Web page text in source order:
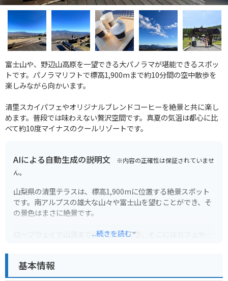
富士山や、野辺山高原を一望できる大パノラマが堪能できるスポッ
トです。パノラマリフトで標高1,900mまで約10分間の空中散歩を
楽しみながら向かいます。
清里スカイパフェやオリジナルブレンドコーヒーを絶景と共に楽し
めます。普段では味わえない贅沢空間です。真夏の気温は都心に比
べて約10度マイナスのクールリゾートです。
AIによる自動生成の説明文 ※内容の正確性は保証されていませ
ん。
山梨県の清里テラスは、標高1,900mに位置する絶景スポット
です。南アルプスの雄大な山々や富士山を望むことができ、そ
の景色はまさに絶景です。
ロープウェイで山頂まで行くことができ、そこにはカフェやシ
バイクで行く場合は、道志みちや雁坂みちなど、ワインディン
グロードが続くので、運転には十分注意してください。駐車場
...続きを読む
基本情報